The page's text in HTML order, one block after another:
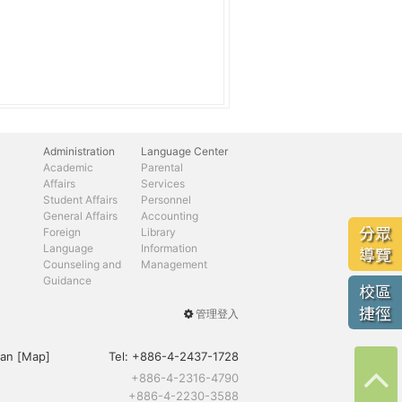
分眾
導覽
校區
捷徑
Administration
Academic
Affairs
Student Affairs
General Affairs
Foreign
Language
Counseling and
Guidance
Parental
Services
Personnel
Accounting
Library
Information
Management
Language Center
User
menu
管理登入
[Map] Tel: +886-4-2437-1728
+886-4-2316-4790
+886-4-2230-3588